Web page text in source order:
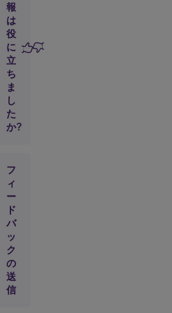
報
は
役
に
立
ち
ま
し
た
か?
フ
ィ
ー
ド
バ
ッ
ク
の
送
信